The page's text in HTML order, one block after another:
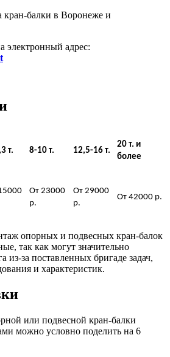
электронный адрес:
т. 8-10 т. 12,5-16 т.
20 т. и
более
От 23000
р.
От 29000
р.
От 42000 р.
опорных и подвесных кран-балок
так как могут значительно
из-за поставленных бригаде задач,
и характеристик.
или подвесной кран-балки
можно условно поделить на 6